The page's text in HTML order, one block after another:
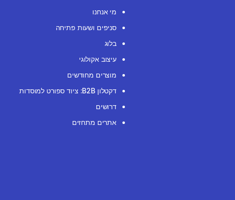
מי אנחנו
סניפים ושעות פתיחה
בלוג
עיצוב אקולוגי
מוצרים מחודשים
דקטלון B2B: ציוד ספורט למוסדות
דרושים
אתרים מתחזים